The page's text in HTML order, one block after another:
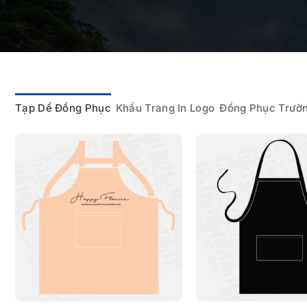
Tạp Dề Đồng Phục Khẩu Trang In Logo Đồng Phục